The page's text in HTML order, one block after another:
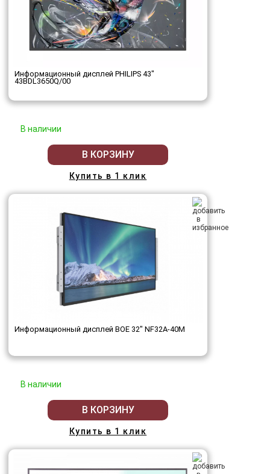
Информационный дисплей PHILIPS 43"
43BDL3650Q/00
В наличии
В КОРЗИНУ
Купить в 1 клик
Информационный дисплей BOE 32" NF32A-40M
В наличии
В КОРЗИНУ
Купить в 1 клик